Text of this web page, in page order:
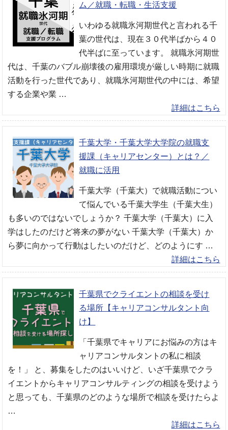
ム／就職・転職・生活支援
いわゆる就職氷河期世代と言われる千
葉の世代は、現在３０代半ばから４０
代半ばに至っています。 就職氷河期世
代は、千葉のバブル崩壊後の雇用環境が厳しい時期に就職
活動を行った世代であり、就職氷河期世代の中には、希望
する企業や業 …
詳細はこちら
千葉大学・千葉大学大学院の就職支
援課（キャリアセンター）とは？／
就職に活用
千葉大学（千葉大）で就職活動につい
て悩んでいる千葉大学生（千葉大生）
も多いのではないでしょうか？ 千葉大学（千葉大）に入
学はしたのだけど将来の夢がない 千葉大学（千葉大）か
ら夢に向かって行動はしたいのだけど、どのようにす …
詳細はこちら
千葉県でクライエントの相談を受け
る場所【キャリアコンサルタント向
け】
「千葉県でキャリアにお悩みの方はキ
ャリアコンサルタントの私に相談
を！」 と、募集をしたのはいいけど、いざ千葉県でクラ
イエントからキャリアコンサルティングの相談を受けよう
と思っても、千葉県のどのような場所で相談を受けたらよ
…
詳細はこちら